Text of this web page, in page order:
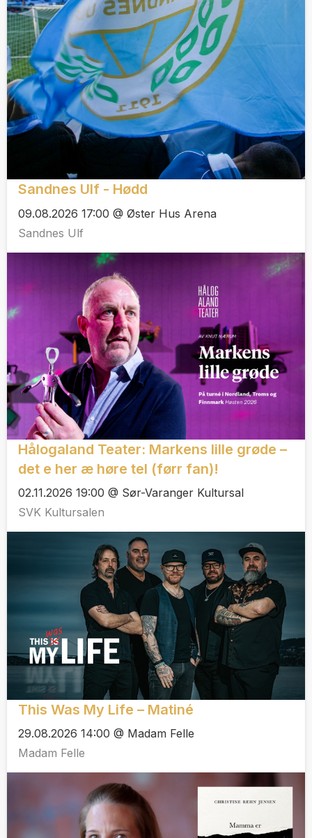
Sandnes Ulf - Hødd
09.08.2026 17:00 @ Øster Hus Arena
Sandnes Ulf
Hålogaland Teater: Markens lille grøde –
det e her æ høre tel (førr fan)!
02.11.2026 19:00 @ Sør-Varanger Kultursal
SVK Kultursalen
This Was My Life – Matiné
29.08.2026 14:00 @ Madam Felle
Madam Felle